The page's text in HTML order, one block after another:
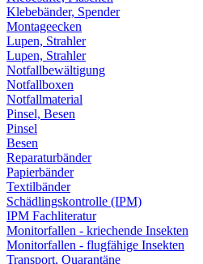
Klebebänder, Spender
Montageecken
Lupen, Strahler
Lupen, Strahler
Notfallbewältigung
Notfallboxen
Notfallmaterial
Pinsel, Besen
Pinsel
Besen
Reparaturbänder
Papierbänder
Textilbänder
Schädlingskontrolle (IPM)
IPM Fachliteratur
Monitorfallen - kriechende Insekten
Monitorfallen - flugfähige Insekten
Transport, Quarantäne